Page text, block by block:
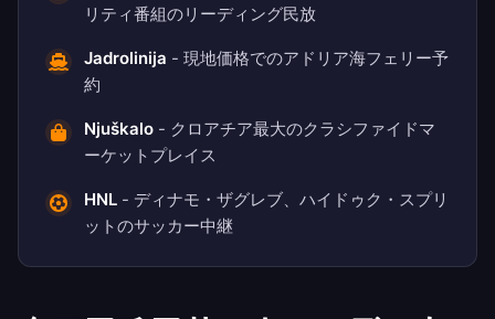
リティ番組のリーディング民放
Jadrolinija - 現地価格でのアドリア海フェリー予
約
Njuškalo - クロアチア最大のクラシファイドマ
ーケットプレイス
HNL - ディナモ・ザグレブ、ハイドゥク・スプリ
ットのサッカー中継